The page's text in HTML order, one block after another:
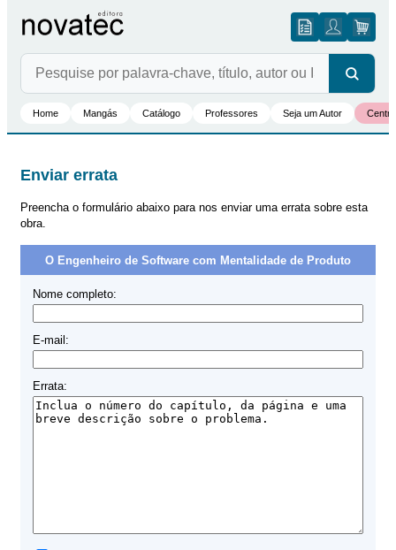
Home Mangás Catálogo Professores Seja um Autor
Enviar errata
Preencha o formulário abaixo para nos enviar uma errata sobre esta
obra.
O Engenheiro de Software com Mentalidade de Produto
Nome completo:
E-mail:
Errata: